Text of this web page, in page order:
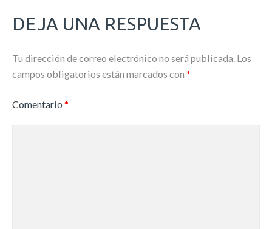
DEJA UNA RESPUESTA
Tu dirección de correo electrónico no será publicada. Los
campos obligatorios están marcados con *
Comentario *